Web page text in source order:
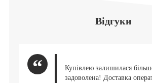
Відгуки
Купівлею залишилася
задоволена! Доставка